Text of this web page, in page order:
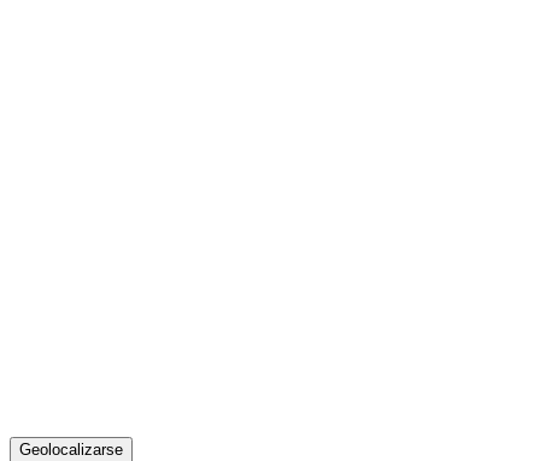
Geolocalizarse